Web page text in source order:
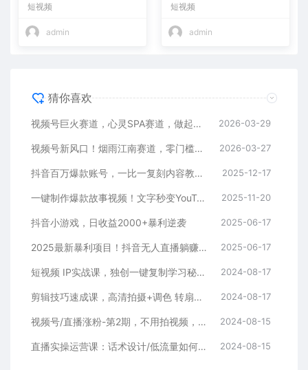
入10w+
短视频
admin
短视频
admin
猜你喜欢
视频号巨火赛道，心灵SPA赛道，做起来超简单，每天收益800+ 2026-03-29
视频号新风口！烟雨江南赛道，零门槛日入 500+ 2026-03-27
抖音百万爆款账号，一比一复刻内容教程，从0-1实操课，小白也能学会，复制爆款，月入10w+ 2025-12-17
一键制作爆款故事视频！文字秒变YouTube自动发布的傻瓜式教程 2025-11-20
抖音小游戏，日收益2000+暴利逆袭 2025-06-17
2025最新暴利项目！抖音无人直播躺赚攻略！抖音无人直播3.0玩法！0门槛… 2025-06-17
短视频 IP实战课，独创一键复制学习秘籍，转战新领域，月赚五万轻松行 2024-08-17
剪辑技巧速成课，高清拍摄+调色 转扇子，建筑-抠图精通，新手秒变剪辑专家 2024-08-17
视频号/直播涨粉-第2期，不用拍视频，不用卖货，在直播间做菜，就可以搞钱 2024-08-15
直播实操运营课：话术设计/低流量如何提升/话术框架/全场燃爆/非常干货 2024-08-15